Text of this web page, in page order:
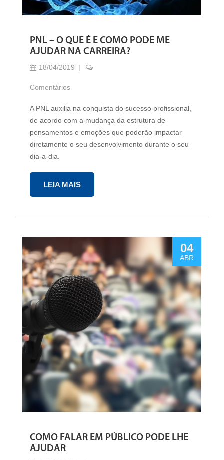
PNL – O QUE É E COMO PODE ME
AJUDAR NA CARREIRA?
18/04/2019
Comentários
A PNL auxilia na conquista do sucesso profissional,
de acordo com a mudança da estrutura de
pensamentos e emoções que poderão impactar
diretamente o seu desenvolvimento durante o seu
dia-a-dia.
LEIA MAIS
04
ABR
COMO FALAR EM PÚBLICO PODE LHE
AJUDAR